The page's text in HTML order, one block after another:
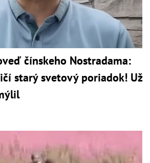
čínskeho Nostradama:
starý svetový poriadok! Už